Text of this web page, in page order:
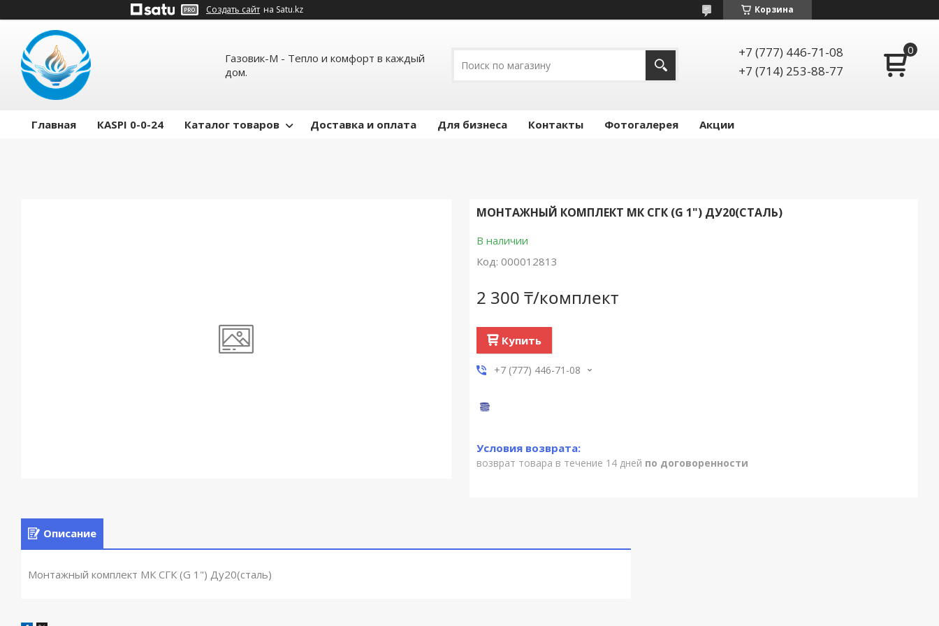
Создать сайт на Satu.kz Корзина
Газовик-М - Тепло и комфорт в каждый
дом.
+7 (777) 446-71-08
+7 (714) 253-88-77
Главная КASPI 0-0-24 Каталог товаров Доставка и оплата Для бизнеса Контакты Фотогалерея Акции
МОНТАЖНЫЙ КОМПЛЕКТ МК СГК (G 1") ДУ20(СТАЛЬ)
В наличии
Код: 000012813
2 300 ₸/комплект
Купить
+7 (777) 446-71-08
возврат товара в течение 14 дней по договоренности
Описание
Монтажный комплект МК СГК (G 1") Ду20(сталь)